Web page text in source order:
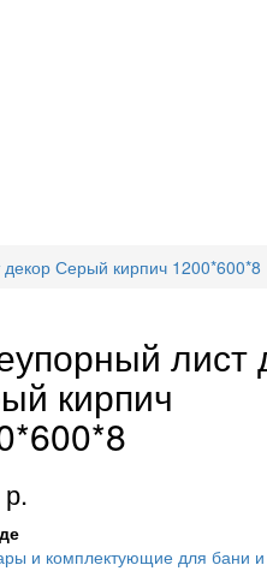
Серый кирпич 1200*600*8
лист
кирпич
и комплектующие для бани и